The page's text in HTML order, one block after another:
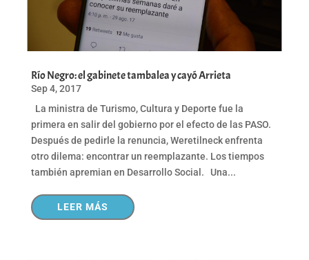
Río Negro: el gabinete tambalea y cayó Arrieta
Sep 4, 2017
La ministra de Turismo, Cultura y Deporte fue la
primera en salir del gobierno por el efecto de las PASO.
Después de pedirle la renuncia, Weretilneck enfrenta
otro dilema: encontrar un reemplazante. Los tiempos
también apremian en Desarrollo Social. Una...
LEER MÁS